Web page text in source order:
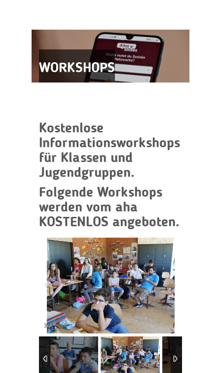
WORKSHOPS
Kostenlose
Informationsworkshops
für Klassen und
Jugendgruppen.
Folgende Workshops
werden vom aha
KOSTENLOS angeboten.
3/5